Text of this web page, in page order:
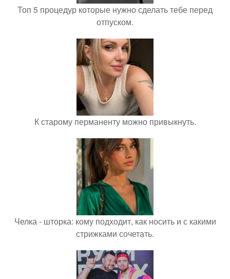
Топ 5 процедур которые нужно сделать тебе перед
отпуском.
К старому перманенту можно привыкнуть.
Челка - шторка: кому подходит, как носить и с какими
стрижками сочетать.